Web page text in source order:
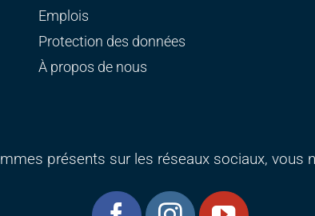
Emplois
Protection des données
À propos de nous
présents sur les réseaux sociaux, vous